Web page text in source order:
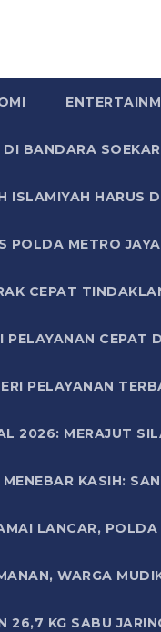
BANDARA
ISLAMIYAH HARUS
POLDA METRO
CEPAT
CEPAT
PELAYANAN
2026: MERAJUT
KASIH:
LANCAR,
WARGA
26,7 KG SABU